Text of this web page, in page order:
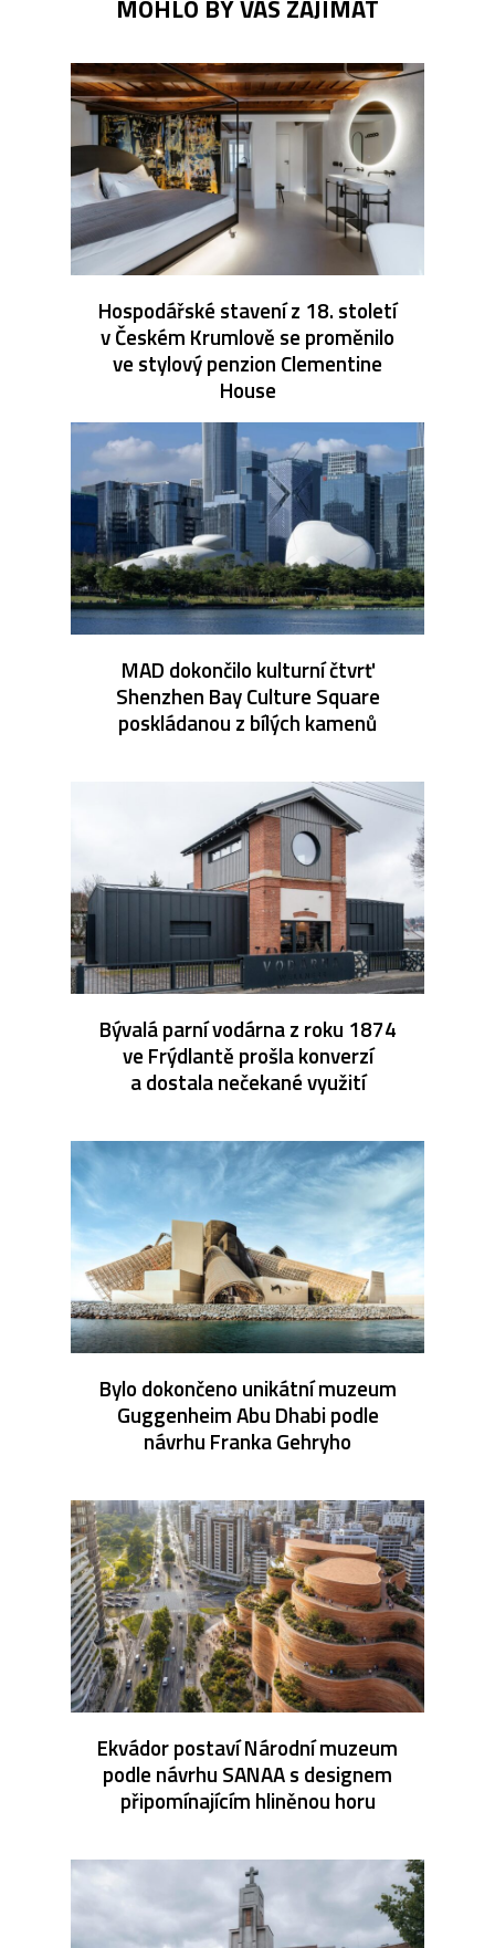
MOHLO BY VÁS ZAJÍMAT
Hospodářské stavení z 18. století
v Českém Krumlově se proměnilo
ve stylový penzion Clementine
House
MAD dokončilo kulturní čtvrť
Shenzhen Bay Culture Square
poskládanou z bílých kamenů
Bývalá parní vodárna z roku 1874
ve Frýdlantě prošla konverzí
a dostala nečekané využití
Bylo dokončeno unikátní muzeum
Guggenheim Abu Dhabi podle
návrhu Franka Gehryho
Ekvádor postaví Národní muzeum
podle návrhu SANAA s designem
připomínajícím hliněnou horu